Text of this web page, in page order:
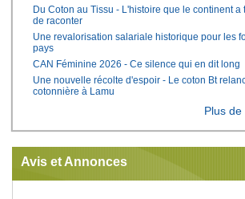
Du Coton au Tissu - L'histoire que le continent a
de raconter
Une revalorisation salariale historique pour les
pays
CAN Féminine 2026 - Ce silence qui en dit long
Une nouvelle récolte d'espoir - Le coton Bt
cotonnière à Lamu
Plus
Avis et Annonces